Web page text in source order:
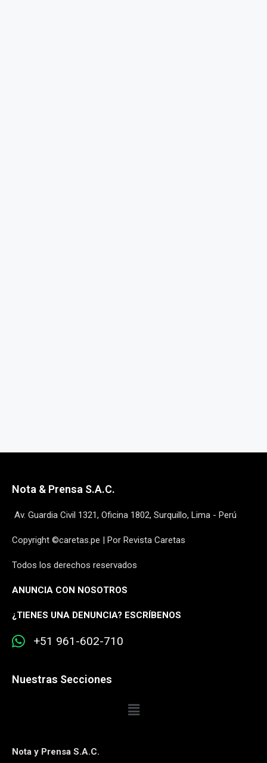
Nota & Prensa S.A.C.
Av. Guardia Civil 1321, Oficina 1802, Surquillo, Lima - Perú
Copyright ©caretas.pe | Por Revista Caretas
Todos los derechos reservados
ANUNCIA CON NOSOTROS
¿TIENES UNA DENUNCIA? ESCRÍBENOS
+51 961-602-710
Nuestras Secciones
Nota y Prensa S.A.C.